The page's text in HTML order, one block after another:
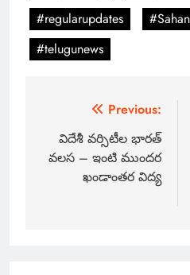
#regularupdates
#telugunews
Previous:
విదేశీ వర్సిటీల భారత్‌
వలస – ఇంటి ముందర
ఖండాంతర విద్య